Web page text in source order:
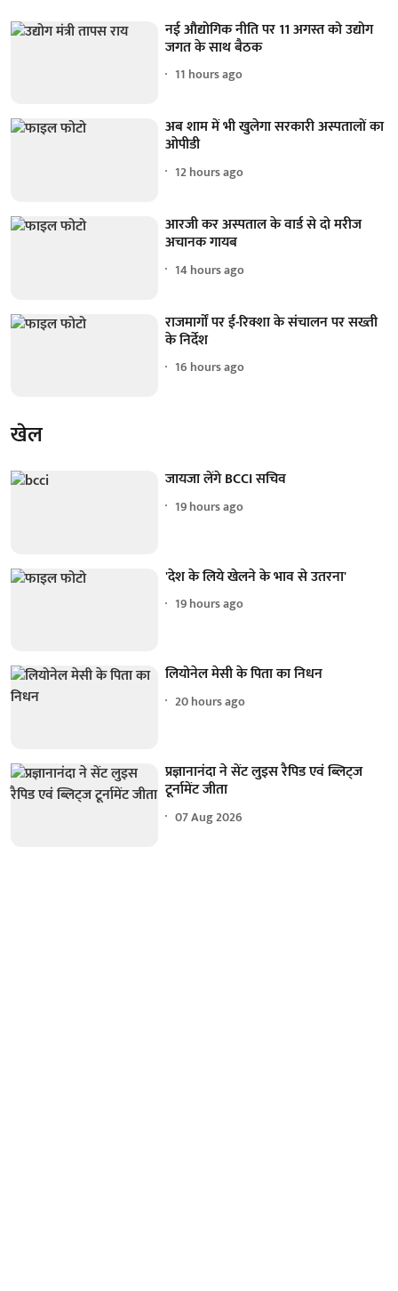
नई औद्योगिक नीति पर 11 अगस्त को उद्योग
जगत के साथ बैठक
11 hours ago
अब शाम में भी खुलेगा सरकारी अस्पतालों का
ओपीडी
12 hours ago
आरजी कर अस्पताल के वार्ड से दो मरीज
अचानक गायब
14 hours ago
राजमार्गों पर ई-रिक्शा के संचालन पर सख्ती
के निर्देश
16 hours ago
खेल
जायजा लेंगे BCCI सचिव
19 hours ago
'देश के लिये खेलने के भाव से उतरना'
19 hours ago
लियोनेल मेसी के पिता का निधन
20 hours ago
प्रज्ञानानंदा ने सेंट लुइस रैपिड एवं ब्लिट्ज
टूर्नामेंट जीता
07 Aug 2026